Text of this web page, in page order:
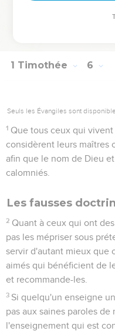
De même, les belles
1 Timothée 6
Seuls les Évangiles sont
1 Que tous ceux qui
considèrent leurs maîtres
afin que le nom de Dieu
calomniés.
Les fausses
2 Quant à ceux qui ont
pas les mépriser sous
servir d'autant mieux que
aimés qui bénéficient de
et recommande-les.
3 Si quelqu'un enseigne
pas aux saines paroles
l'enseignement qui est